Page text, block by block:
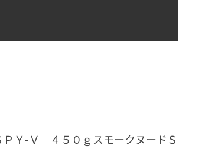
ＰＹ-Ｖ ４５０ｇスモークヌードＳ